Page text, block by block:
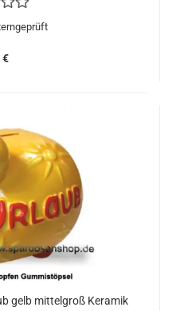
€
gelb mittelgroß Keramik